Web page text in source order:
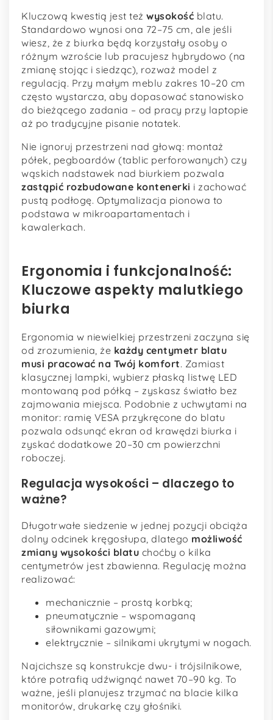
Kluczową kwestią jest też wysokość blatu.
Standardowo wynosi ona 72–75 cm, ale jeśli
wiesz, że z biurka będą korzystały osoby o
różnym wzroście lub pracujesz hybrydowo (na
zmianę stojąc i siedząc), rozważ model z
regulacją. Przy małym meblu zakres 10–20 cm
często wystarcza, aby dopasować stanowisko
do bieżącego zadania – od pracy przy laptopie
aż po tradycyjne pisanie notatek.
Nie ignoruj przestrzeni nad głową: montaż
półek, pegboardów (tablic perforowanych) czy
wąskich nadstawek nad biurkiem pozwala
zastąpić rozbudowane kontenerki i zachować
pustą podłogę. Optymalizacja pionowa to
podstawa w mikroapartamentach i
kawalerkach.
Ergonomia i funkcjonalność:
Kluczowe aspekty malutkiego
biurka
Ergonomia w niewielkiej przestrzeni zaczyna się
od zrozumienia, że każdy centymetr blatu
musi pracować na Twój komfort. Zamiast
klasycznej lampki, wybierz płaską listwę LED
montowaną pod półką – zyskasz światło bez
zajmowania miejsca. Podobnie z uchwytami na
monitor: ramię VESA przykręcone do blatu
pozwala odsunąć ekran od krawędzi biurka i
zyskać dodatkowe 20–30 cm powierzchni
roboczej.
Regulacja wysokości – dlaczego to
ważne?
Długotrwałe siedzenie w jednej pozycji obciąża
dolny odcinek kręgosłupa, dlatego możliwość
zmiany wysokości blatu choćby o kilka
centymetrów jest zbawienna. Regulację można
realizować:
mechanicznie – prostą korbką;
pneumatycznie – wspomaganą
siłownikami gazowymi;
elektrycznie – silnikami ukrytymi w nogach.
Najcichsze są konstrukcje dwu- i trójsilnikowe,
które potrafią udźwignąć nawet 70–90 kg. To
ważne, jeśli planujesz trzymać na blacie kilka
monitorów, drukarkę czy głośniki.